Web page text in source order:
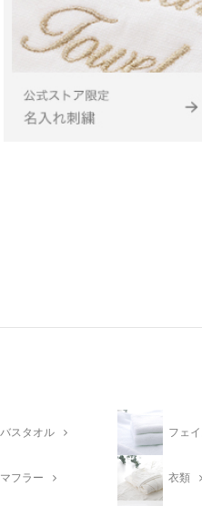
バスタオル フェ
マフラー 衣類